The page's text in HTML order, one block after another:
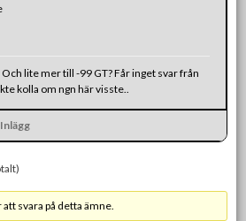
lite mer till -99 GT? Får inget svar från
kolla om ngn här visste..
Inlägg
svara på detta ämne.